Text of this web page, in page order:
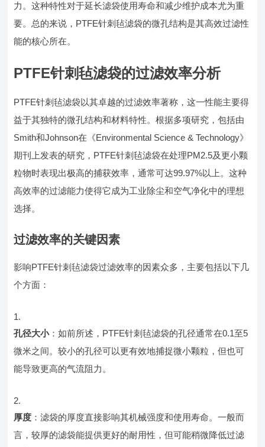
力。这种特性对于延长滤袋使用寿命和减少维护成本尤为重
要。总的来说，PTFE针刺毡滤袋的微孔结构是其高效过滤性
能的核心所在。
PTFE针刺毡滤袋的过滤效率分析
PTFE针刺毡滤袋以其卓越的过滤效率著称，这一性能主要得
益于其独特的微孔结构和材料特性。根据多项研究，包括由
Smith和Johnson在《Environmental Science & Technology》
期刊上发表的研究，PTFE针刺毡滤袋在处理PM2.5及更小颗
粒物时表现出极高的捕获效率，通常可达99.97%以上。这种
高效率的过滤能力使得它成为工业除尘和空气净化中的理想
选择。
过滤效率的关键因素
影响PTFE针刺毡滤袋过滤效率的因素众多，主要包括以下几
个方面：
孔径大小：如前所述，PTFE针刺毡滤袋的孔径通常在0.1至5
微米之间。较小的孔径可以更有效地捕捉微小颗粒，但也可
能导致更高的气流阻力。
厚度 ：滤袋的厚度直接影响其机械强度和使用寿命。一般而
言，较厚的滤袋能提供更好的耐用性，但可能稍微降低过滤